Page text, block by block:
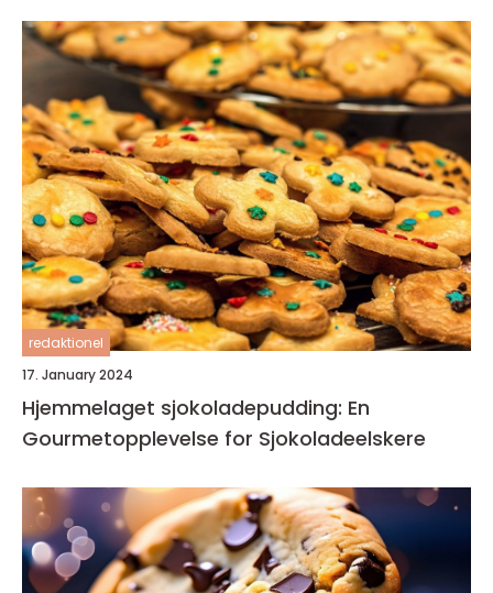
redaktionel
17. January 2024
Hjemmelaget sjokoladepudding: En
Gourmetopplevelse for Sjokoladeelskere